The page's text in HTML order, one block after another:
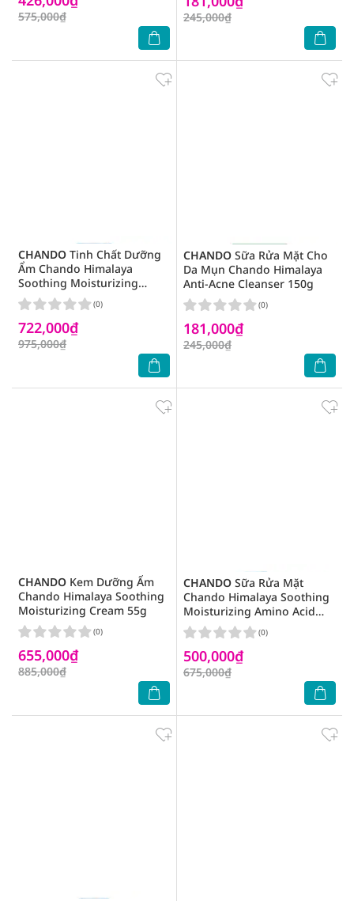
575,000₫ 245,000₫
CHANDO Tinh Chất Dưỡng
Ẩm Chando Himalaya
Soothing Moisturizing
Essence 45ml
722,000₫
975,000₫
(0)
CHANDO Sữa Rửa Mặt Cho
Da Mụn Chando Himalaya
Anti-Acne Cleanser 150g
181,000₫
245,000₫
(0)
CHANDO Kem Dưỡng Ẩm
Chando Himalaya Soothing
Moisturizing Cream 55g
655,000₫
885,000₫
(0)
CHANDO Sữa Rửa Mặt
Chando Himalaya Soothing
Moisturizing Amino Acid
Cleanser 150ml
500,000₫
675,000₫
(0)